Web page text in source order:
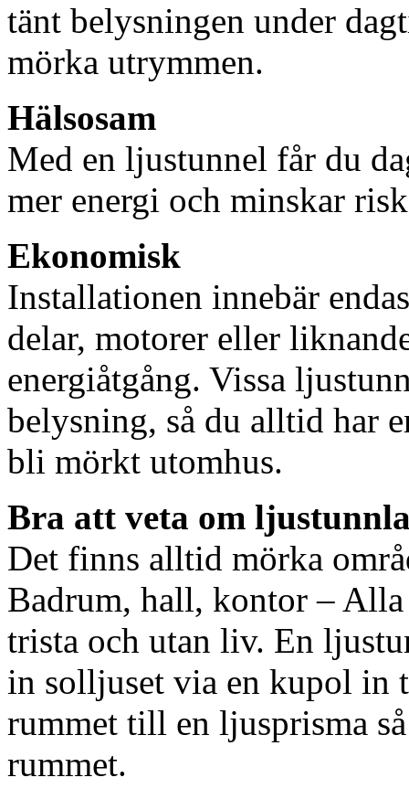
tänt belysningen under
mörka utrymmen.
Hälsosam
Med en ljustunnel får du
mer energi och minskar
Ekonomisk
Installationen innebär
delar, motorer eller
energiåtgång. Vissa
belysning, så du alltid har
bli mörkt utomhus.
Bra att veta om
Det finns alltid mörka
Badrum, hall, kontor – Alla
trista och utan liv. En
in solljuset via en kupol in
rummet till en ljusprisma
rummet.